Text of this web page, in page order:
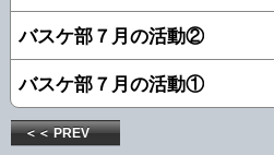
バスケ部７月の活動②
バスケ部７月の活動①
＜＜ PREV